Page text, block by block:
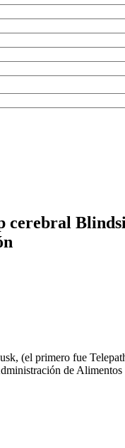
cerebral
(el primero fue
de